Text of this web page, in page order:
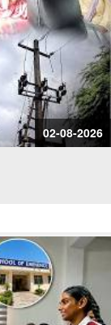
02-08-2026